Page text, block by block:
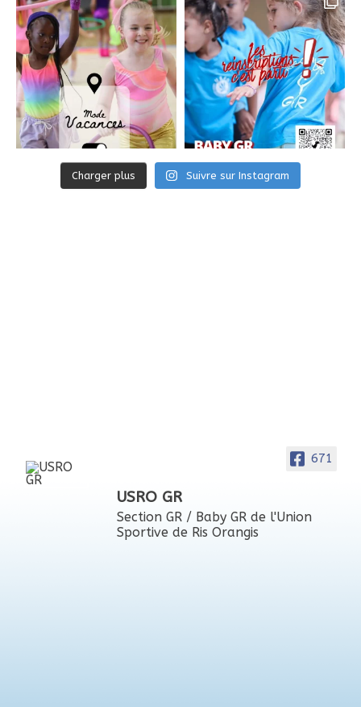
Charger plus Suivre sur Instagram
671
USRO GR
Section GR / Baby GR de l'Union
Sportive de Ris Orangis